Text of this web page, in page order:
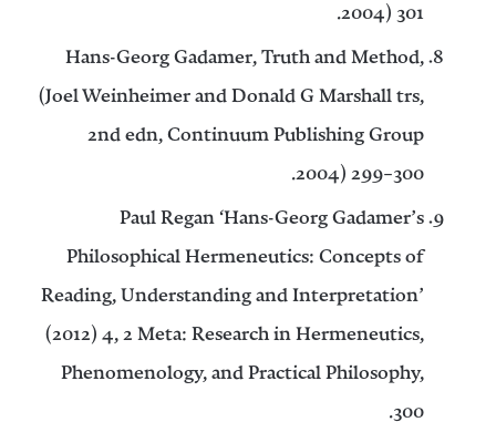
2004) 301.
Hans-Georg Gadamer, Truth and Method,
(Joel Weinheimer and Donald G Marshall trs,
2nd edn, Continuum Publishing Group
2004) 299–300.
Paul Regan ‘Hans-Georg Gadamer’s
Philosophical Hermeneutics: Concepts of
Reading, Understanding and Interpretation’
(2012) 4, 2 Meta: Research in Hermeneutics,
Phenomenology, and Practical Philosophy,
300.